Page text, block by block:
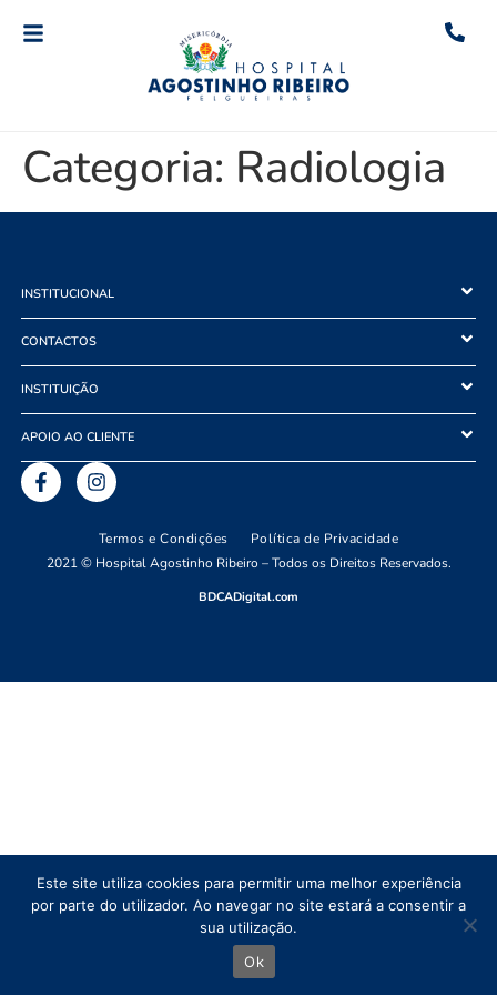
Categoria: Radiologia
INSTITUCIONAL
CONTACTOS
INSTITUIÇÃO
APOIO AO CLIENTE
Termos e Condições
Política de Privacidade
2021 © Hospital Agostinho Ribeiro – Todos os Direitos Reservados.
BDCADigital.com
Este site utiliza cookies para permitir uma melhor experiência
por parte do utilizador. Ao navegar no site estará a consentir a
sua utilização.
Ok